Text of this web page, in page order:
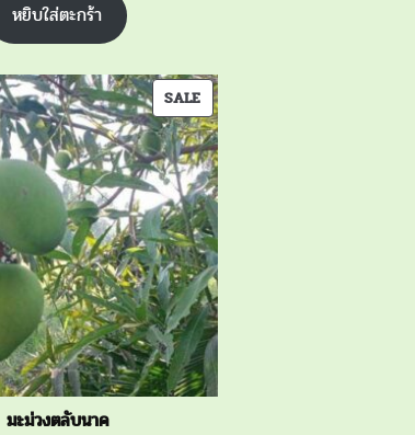
was:
฿400.
is:
฿300.
หยิบใส่ตะกร้า
SALEPRODUCT
ON
SALE
มะม่วงตลับนาค